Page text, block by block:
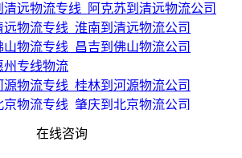
清远物流专线_阿克苏到清远物流公司
远物流专线_淮南到清远物流公司
山物流专线_昌吉到佛山物流公司
州专线物流
源物流专线_桂林到河源物流公司
京物流专线_肇庆到北京物流公司
海物流公司-佛山到上海货运公司-佛山到
在线咨询